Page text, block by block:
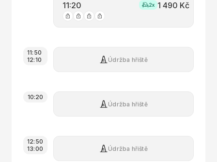
11:20 2x 1 490 Kč
11:50
12:10
Údržba hřiště
10:20
Údržba hřiště
12:50
13:00
Údržba hřiště